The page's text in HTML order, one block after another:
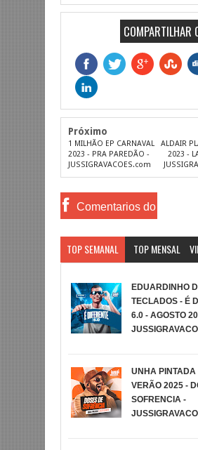
COMPARTILHAR
Próximo
1 MILHÃO EP CARNAVAL
2023 - PRA PAREDÃO -
JUSSIGRAVACOES.com
ALDAIR
2023 -
Comentarios do
TOP SEMANAL TOP MENSAL
EDUARDINHO
TECLADOS - É
6.0 - AGOSTO
UNHA PINTADA
VERÃO 2025 -
SOFRENCIA -